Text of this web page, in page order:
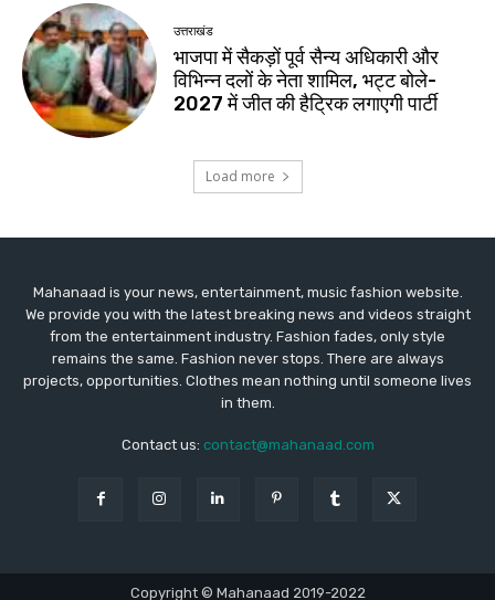
Mahanaad is your news, entertainment, music fashion website.
We provide you with the latest breaking news and videos straight
from the entertainment industry. Fashion fades, only style
remains the same. Fashion never stops. There are always
projects, opportunities. Clothes mean nothing until someone lives
in them.
Contact us: contact@mahanaad.com
Copyright © Mahanaad 2019-2022